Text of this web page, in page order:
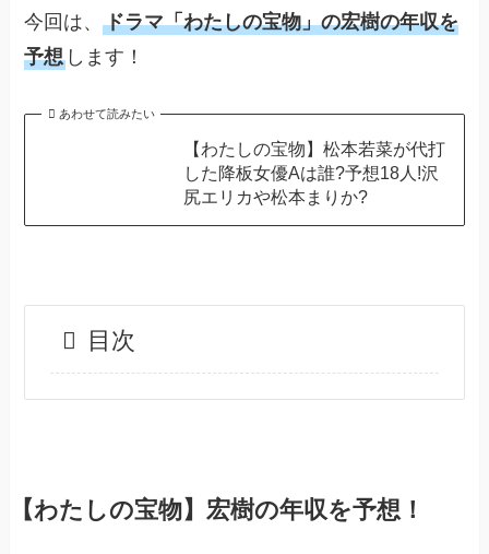
今回は、ドラマ「わたしの宝物」の宏樹の年収を
予想 します！
あわせて読みたい
【わたしの宝物】松本若菜が代打
した降板女優Aは誰?予想18人!沢
尻エリカや松本まりか?
目次
【わたしの宝物】宏樹の年収を予想！